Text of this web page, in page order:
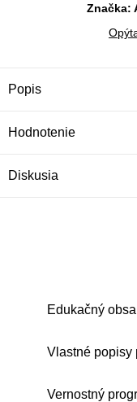
Značka:
Popis
Hodnotenie
Diskusia
Edukačný
Vlastné popisy
Vernostný